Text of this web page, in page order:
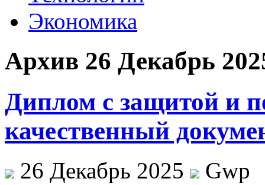
Экономика
Архив 26 Декабрь
Диплом с защитой и
качественный
26 Декабрь 2025
Gwp